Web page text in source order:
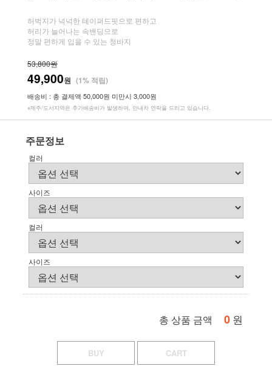
허벅지가 넉넉한 테이퍼드핏으로 편하고
허리가 늘어나는 속밴딩으로
정말 편하게 입을 수 있는 청바지
53,800원
49,900원 (1% 적립)
배송비 : 총 결제액 50,000원 미만시 3,000원
※제주/도서지역은 추가배송비가 발생하며, 안내차 연락을 드리고 있습니다.
주문정보
컬러
사이즈
컬러
사이즈
총 상품 금액 0 원
BUY CART